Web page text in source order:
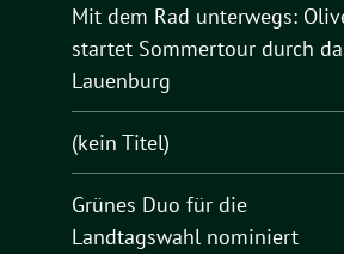
Mit dem Rad unterwegs:
startet Sommertour durch
Lauenburg
(kein Titel)
Grünes Duo für die
Landtagswahl nominiert